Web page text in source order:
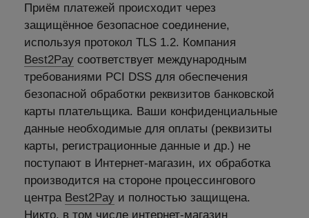
Приём платежей происходит через
защищённое безопасное соединение,
используя протокол TLS 1.2. Компания
Best2Pay соответствует международным
требованиями PCI DSS для обеспечения
безопасной обработки реквизитов банковской
карты плательщика. Ваши конфиденциальные
данные необходимые для оплаты (реквизиты
карты, регистрационные данные и др.) не
поступают в Интернет-магазин, их обработка
производится на стороне процессингового
центра Best2Pay и полностью защищена.
Никто, в том числе интернет-магазин